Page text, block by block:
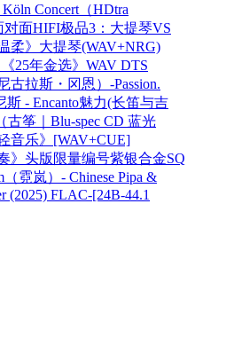
Köln Concert（HDtra
面HIFI极品3：大提琴VS
柔》大提琴(WAV+NRG)
25年金选》WAV DTS
古拉斯・冈恩）-Passion.
- Encanto魅力(长笛与吉
古筝｜Blu-spec CD 蓝光
音乐》[WAV+CUE]
》头版限量编号紫银合金SQ
（霓岚）- Chinese Pipa &
(2025) FLAC-[24B-44.1